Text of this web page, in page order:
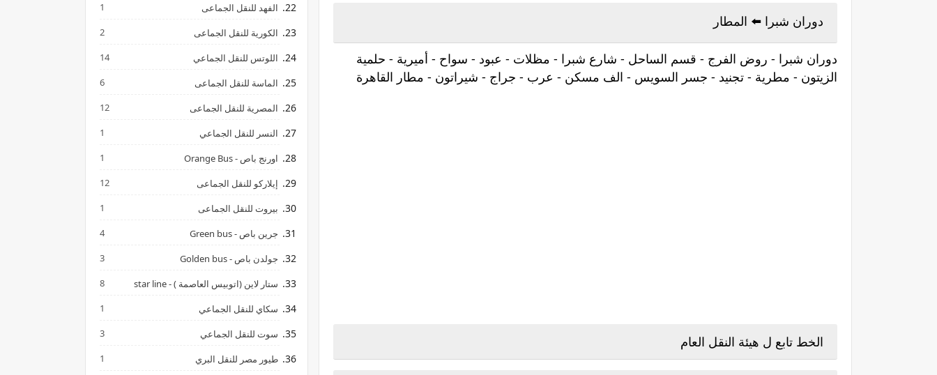
دوران شبرا ⁦⬅️⁩ المطار
دوران شبرا - روض الفرج - قسم الساحل - شارع شبرا - مظلات - عبود - سواح - أميرية - حلمية
الزيتون - مطرية - تجنيد - جسر السويس - الف مسكن - عرب - جراج - شيراتون - مطار القاهرة
الخط تابع ل هيئة النقل العام
الفهد للنقل الجماعى 1
الكورية للنقل الجماعى 2
اللوتس للنقل الجماعي 14
الماسة للنقل الجماعى 6
المصرية للنقل الجماعى 12
النسر للنقل الجماعي 1
اورنج باص - Orange Bus 1
إيلاركو للنقل الجماعى 12
بيروت للنقل الجماعى 1
جرين باص - Green bus 4
جولدن باص - Golden bus 3
ستار لاين (اتوبيس العاصمة ) - star line 8
سكاي للنقل الجماعي 1
سوت للنقل الجماعي 3
طيور مصر للنقل البري 1